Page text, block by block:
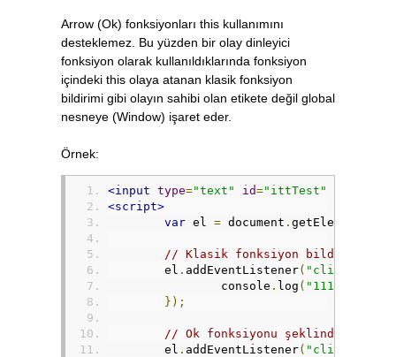
Arrow (Ok) fonksiyonları this kullanımını
desteklemez. Bu yüzden bir olay dinleyici
fonksiyon olarak kullanıldıklarında fonksiyon
içindeki this olaya atanan klasik fonksiyon
bildirimi gibi olayın sahibi olan etikete değil global
nesneye (Window) işaret eder.
Örnek:
<input type="text" id="ittTest"
<script>
var el = document . getElementById
// Klasik fonksiyon bildirimi ile
	el
. addEventListener( "click"
		console
. log ( "111Olaya
});
// Ok fonksiyonu şeklinde olay
	el
. addEventListener( "click"